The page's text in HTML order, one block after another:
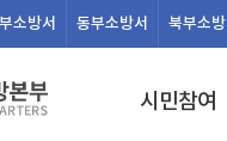
소방서 동부소방서 북부소방
시민참여